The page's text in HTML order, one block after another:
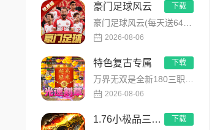
豪门足球风云
豪门足球风云(每天送648)是FIFPRO国际职业球员协会正版授权3D足球经理手游，搭载顶级动作捕捉技术，还...
2026-08-06
下载
特色复古专属
万界无双是全新180三职业神技觉醒复古专属传奇手游，复古玩法创新升级，无套路无暗坑！全地图掉落百件专属装备，...
2026-08-06
下载
1.76小极品三职业 下载